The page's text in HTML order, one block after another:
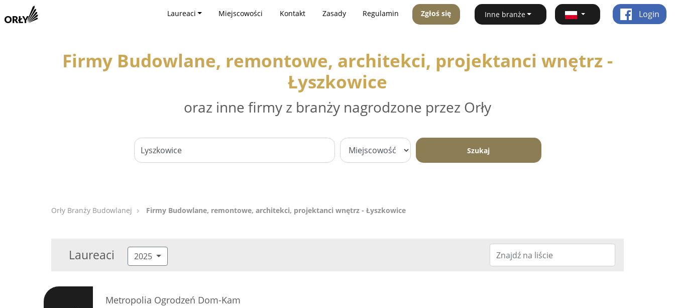
Laureaci Miejscowości Kontakt Zasady Regulamin Zgłoś się Inne branże Login
Firmy Budowlane, remontowe, architekci, projektanci wnętrz -
Łyszkowice
oraz inne firmy z branży nagrodzone przez Orły
Szukaj
Orły Branży Budowlanej Firmy Budowlane, remontowe, architekci, projektanci wnętrz - Łyszkowice
Laureaci 2025
Metropolia Ogrodzeń Dom-Kam